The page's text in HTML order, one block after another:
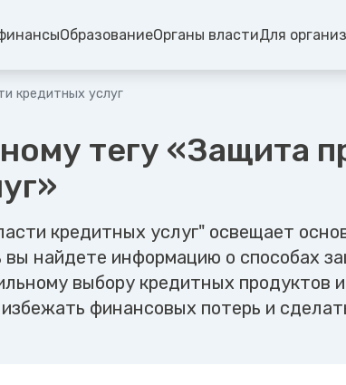
ОбразованиеОрганы властиДля
кредитных услуг
тегу «Защита
кредитных услуг" освещает
вы найдете информацию о способах
выбору кредитных продуктов
финансовых потерь и